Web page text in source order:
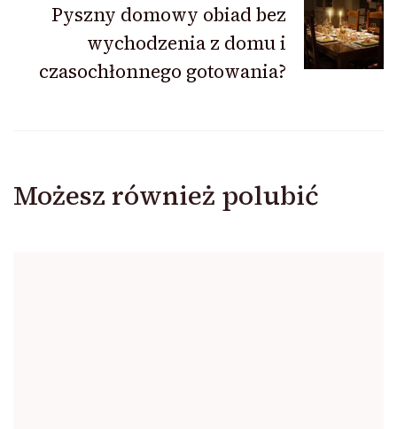
Pyszny domowy obiad bez
wychodzenia z domu i
czasochłonnego gotowania?
Możesz również polubić